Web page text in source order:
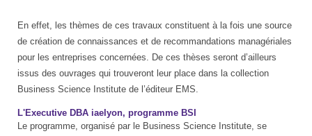
En effet, les thèmes de ces travaux constituent à la fois une source
de création de connaissances et de recommandations managériales
pour les entreprises concernées. De ces thèses seront d’ailleurs
issus des ouvrages qui trouveront leur place dans la collection
Business Science Institute de l’éditeur EMS.
L'Executive DBA iaelyon, programme BSI
Le programme, organisé par le Business Science Institute, se